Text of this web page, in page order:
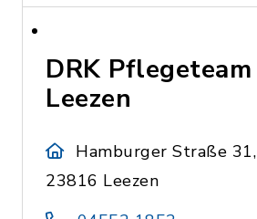
DRK Pflegeteam
Leezen
Hamburger Straße 31,
23816 Leezen